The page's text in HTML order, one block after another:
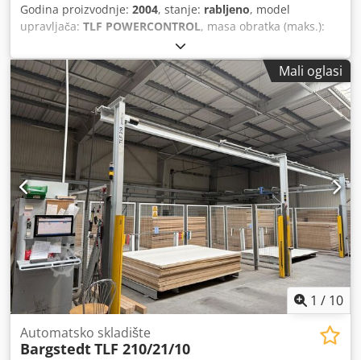
Godina proizvodnje: 2004, stanje: rabljeno, model
upravljača: TLF POWERCONTROL, masa obratka (maks.):
2.200 mm
broj stroja/vozila:0-286-05-6067, Nema minimalne cijene –
zajamčena prodaja najboljem ponuđaču! Preuzimanje
stroja mora se obaviti između 10.06.26. i 30.06.26.!
TEHNIČKI PODACI Maks. širina ploče: 4.300 mm Maks.
duljina ploče: 2.200 mm Maks. kapacitet dizanja: 250 kg
Dimenzije skladišta – duljina: 22.000 mm Dimenzije
skladišta – širina: 12.000 mm DETALJI STROJA Codpfxsy
Uvgis Akvorf Softver za programsko upravljanje strojem:
TLF POWERCONTROL Stroj se prodaje i isporučuje u svom
stvarnom i pravnom stanju („viđeno-kupljeno“) na temelju
fotografske dokumentacije i tehničkih/komercijalnih opisa
informativnog karaktera. Kupac ima pravo pregledati robu
prije preuzimanja i preuzima odgovornost za instalaciju,
osiguranje i korištenje stroja na odredištu. Vanjska
referenca: 8523
Mali oglasi
1 / 10
Automatsko skladište
BargstedtTLF 210/21/10